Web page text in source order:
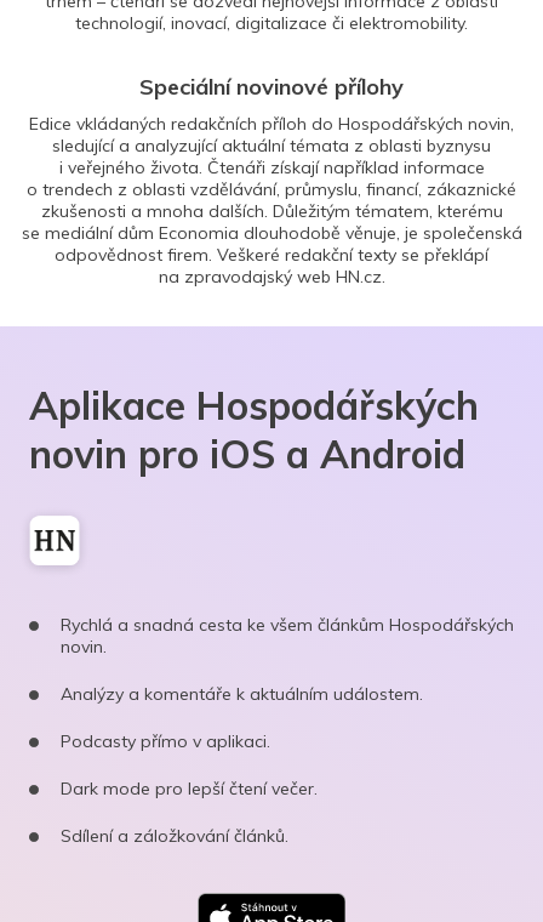
technologií, inovací, digitalizace či elektromobility.
Speciální novinové přílohy
Edice vkládaných redakčních příloh do Hospodářských novin,
sledující a analyzující aktuální témata z oblasti byznysu
i veřejného života. Čtenáři získají například informace
o trendech z oblasti vzdělávání, průmyslu, financí, zákaznické
zkušenosti a mnoha dalších. Důležitým tématem, kterému
se mediální dům Economia dlouhodobě věnuje, je společenská
odpovědnost firem. Veškeré redakční texty se překlápí
na zpravodajský web HN.cz.
Aplikace Hospodářských
novin pro iOS a Android
Rychlá a snadná cesta ke všem článkům Hospodářských
novin.
Analýzy a komentáře k aktuálním událostem.
Podcasty přímo v aplikaci.
Dark mode pro lepší čtení večer.
Sdílení a záložkování článků.